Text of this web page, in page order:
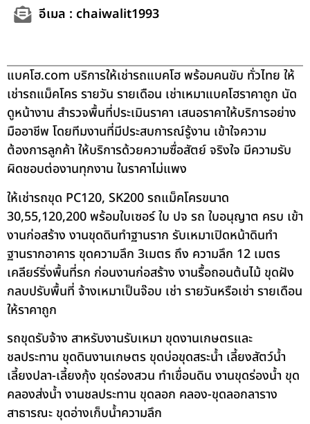
อีเมล : chaiwalit1993
แบคโฮ.com บริการให้เช่ารถแบคโฮ พร้อมคนขับ ทั่วไทย ให้
เช่ารถแม็คโคร รายวัน รายเดือน เช่าเหมาแบคโฮราคาถูก นัด
ดูหน้างาน สำรวจพื้นที่ประเมินราคา เสนอราคาให้บริการอย่าง
มืออาชีพ โดยทีมงานที่มีประสบการณ์รู้งาน เข้าใจความ
ต้องการลูกค้า ให้บริการด้วยความซื่อสัตย์ จริงใจ มีความรับ
ผิดชอบต่องานทุกงาน ในราคาไม่แพง
ให้เช่ารถขุด PC120, SK200 รถแม็คโครขนาด
30,55,120,200 พร้อมใบเซอร์ ใบ ปจ รถ ใบอนุญาต ครบ เข้า
งานก่อสร้าง งานขุดดินทำฐานราก รับเหมาเปิดหน้าดินทำ
ฐานรากอาคาร ขุดความลึก 3เมตร ถึง ความลึก 12 เมตร
เคลียร์ริ่งพื้นที่รก ก่อนงานก่อสร้าง งานรื้อถอนต้นไม้ ขุดฝัง
กลบปรับพื้นที่ จ้างเหมาเป็นจ๊อบ เช่า รายวันหรือเช่า รายเดือน
ให้ราคาถูก
รถขุดรับจ้าง สาหรับงานรับเหมา ขุดงานเกษตรและ
ชลประทาน ขุดดินงานเกษตร ขุดบ่อขุดสระน้ำ เลี้ยงสัตว์น้ำ
เลี้ยงปลา-เลี้ยงกุ้ง ขุดร่องสวน ทำเขื่อนดิน งานขุดร่องน้ำ ขุด
คลองส่งน้ำ งานชลประทาน ขุดลอก คลอง-ขุดลอกลาราง
สาธารณะ ขุดอ่างเก็บน้ำความลึก